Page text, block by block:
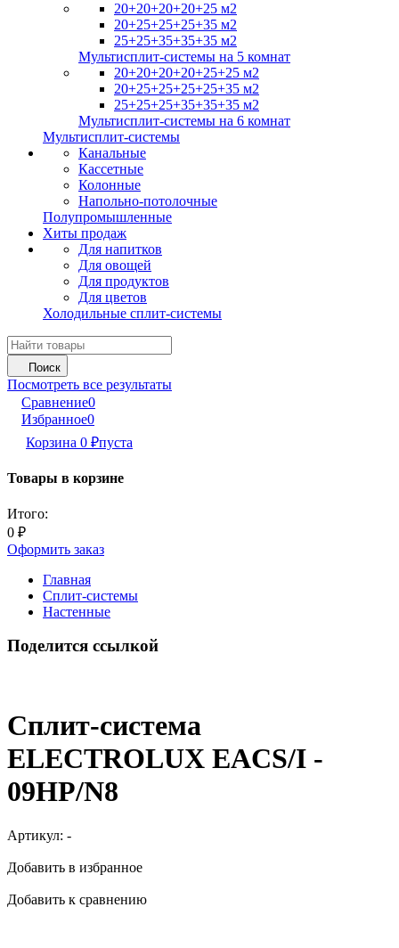
20+20+20+20+25 м2
20+25+25+25+35 м2
25+25+35+35+35 м2
Мультисплит-системы на 5 комнат
20+20+20+20+25+25 м2
20+25+25+25+25+35 м2
25+25+25+35+35+35 м2
Мультисплит-системы на 6 комнат
Мультисплит-системы
Канальные
Кассетные
Колонные
Напольно-потолочные
Полупромышленные
Хиты продаж
Для напитков
Для овощей
Для продуктов
Для цветов
Холодильные сплит-системы
Поиск
Посмотреть все результаты
Сравнение0
Избранное0
Корзина 0 ₽пуста
Товары в корзине
Итого:
0 ₽
Оформить заказ
Главная
Сплит-системы
Настенные
Поделится ссылкой
Сплит-система
ELECTROLUX EACS/I -
09HP/N8
Артикул: -
Добавить в избранное
Добавить к сравнению